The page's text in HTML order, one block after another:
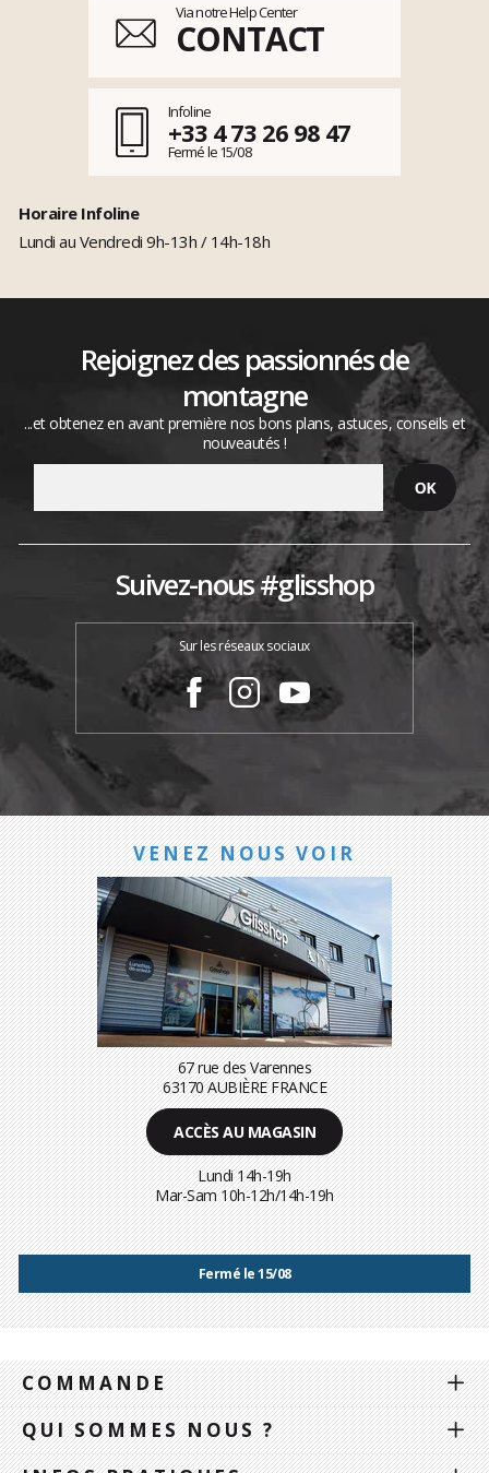
Via notre Help Center
CONTACT
Infoline
+33 4 73 26 98 47
Fermé le 15/08
Horaire Infoline
Lundi au Vendredi 9h-13h / 14h-18h
Rejoignez des passionnés de
montagne
...et obtenez en avant première nos bons plans, astuces, conseils et
nouveautés !
Suivez-nous #glisshop
Sur les réseaux sociaux
VENEZ NOUS VOIR
67 rue des Varennes
63170 AUBIÈRE FRANCE
ACCÈS AU MAGASIN
Lundi 14h-19h
Mar-Sam 10h-12h/14h-19h
Fermé le 15/08
COMMANDE
QUI SOMMES NOUS ?